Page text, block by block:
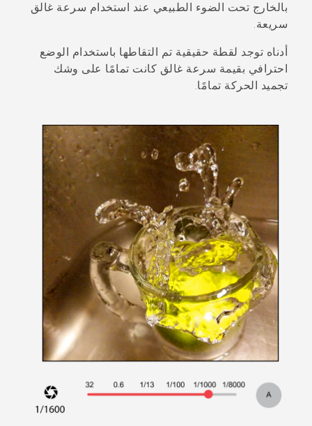
بالخارج تحت الضوء الطبيعي عند استخدام سرعة غالق
سريعة.
أدناه توجد لقطة حقيقية تم التقاطها باستخدام الوضع
احترافي بقيمة سرعة غالق كانت تمامًا على وشك
تجميد الحركة تمامًا.